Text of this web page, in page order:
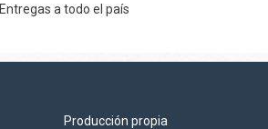
Entregas a todo el país
Producción propia